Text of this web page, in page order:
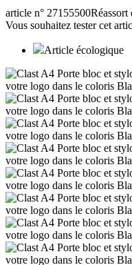
article n° 27155500Réassort
Vous souhaitez tester cet
Article écologique